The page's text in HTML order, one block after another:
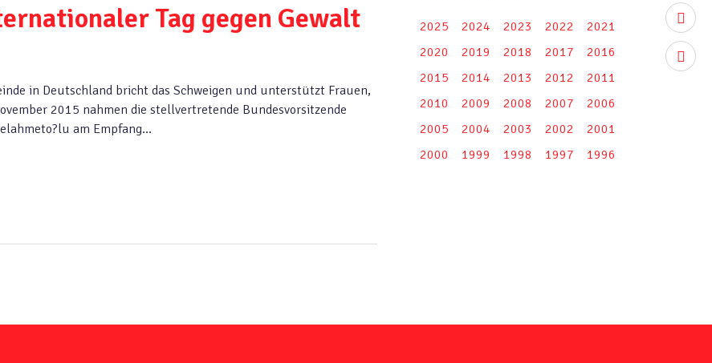
Tag gegen Gewalt
in Deutschland bricht das Schweigen und unterstützt Frauen,
2015 nahmen die stellvertretende Bundesvorsitzende
am Empfang…
2025 2024 2023 2022
2021
2020
2019 2018 2017
2016
2015
2014 2013 2012
2011
2010
2009 2008 2007
2006
2005
2004 2003 2002
2001
2000
1999 1998 1997 1996